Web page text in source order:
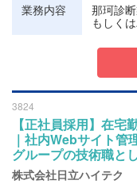
業務内容
那珂診
もしく
3824
【正社員採用】在宅
｜社内Webサイト管
グループの技術職と
株式会社日立ハイテク